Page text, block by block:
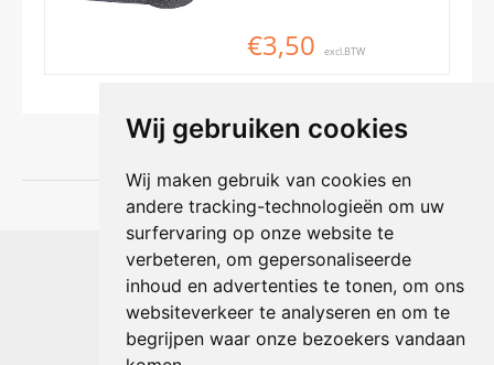
Wij gebruiken cookies
Wij maken gebruik van cookies en
andere tracking-technologieën om uw
surfervaring op onze website te
verbeteren, om gepersonaliseerde
inhoud en advertenties te tonen, om ons
websiteverkeer te analyseren en om te
begrijpen waar onze bezoekers vandaan
€3,50 excl.BTW
Shophouse online
Max Planckstraat 4
6716 BE Ede, Nederland
Telefoon:+31(0)318 618 121
E-mail: info@shophouse.nl